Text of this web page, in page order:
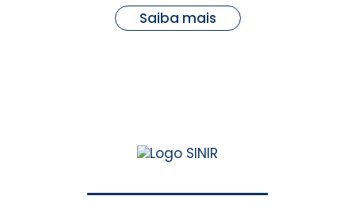
Saiba mais